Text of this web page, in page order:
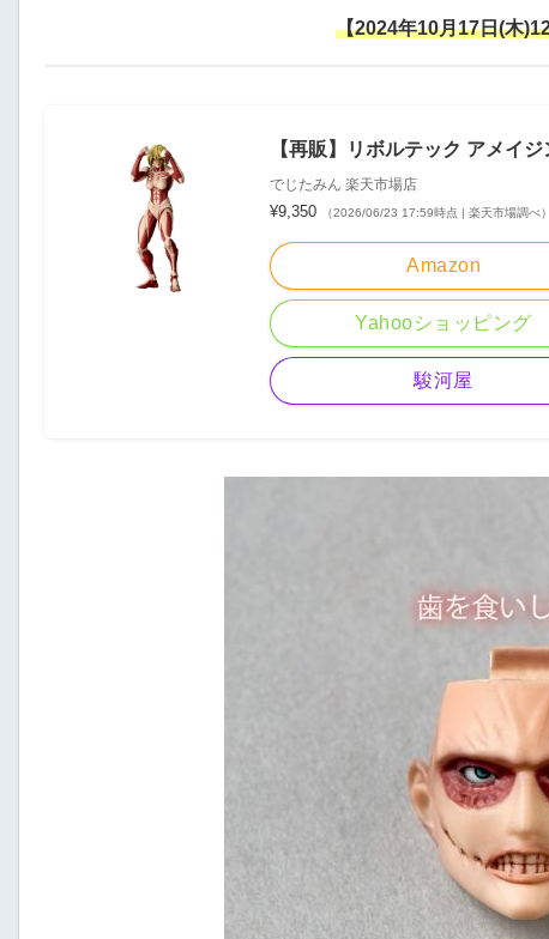
【2024年10月17日(木
【再販】リボルテック アメイ
でじたみん 楽天市場店
¥9,350 （2026/06/23 17:59時点 | 楽天市場調べ）
Amazon
Yahooショッピング
駿河屋